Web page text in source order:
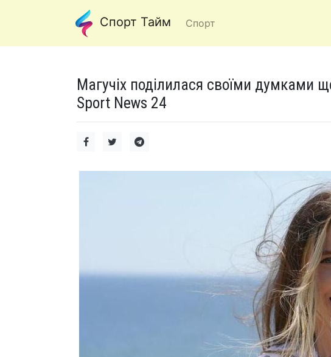
Спорт Тайм Спорт
Магучіх поділилася своїми думками
Sport News 24